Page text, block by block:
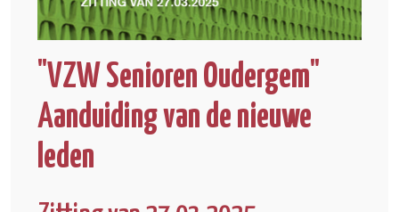
"VZW Senioren Oudergem"
Aanduiding van de nieuwe
leden